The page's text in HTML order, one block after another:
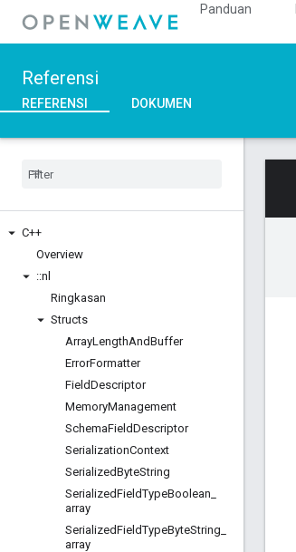
Panduan
Referensi
REFERENSI DOKUMEN
C++
Overview
::nl
Ringkasan
Structs
ArrayLengthAndBuffer
ErrorFormatter
FieldDescriptor
MemoryManagement
SchemaFieldDescriptor
SerializationContext
SerializedByteString
SerializedFieldTypeBoolean
array
SerializedFieldTypeByteString
array